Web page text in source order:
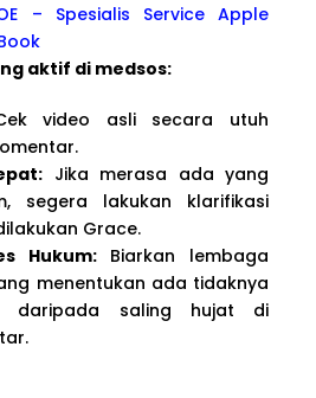
– Spesialis Service Apple
aktif di medsos:
video asli secara utuh
Jika merasa ada yang
segera lakukan klarifikasi
Grace.
Hukum:Biarkan lembaga
menentukan ada tidaknya
daripada saling hujat di